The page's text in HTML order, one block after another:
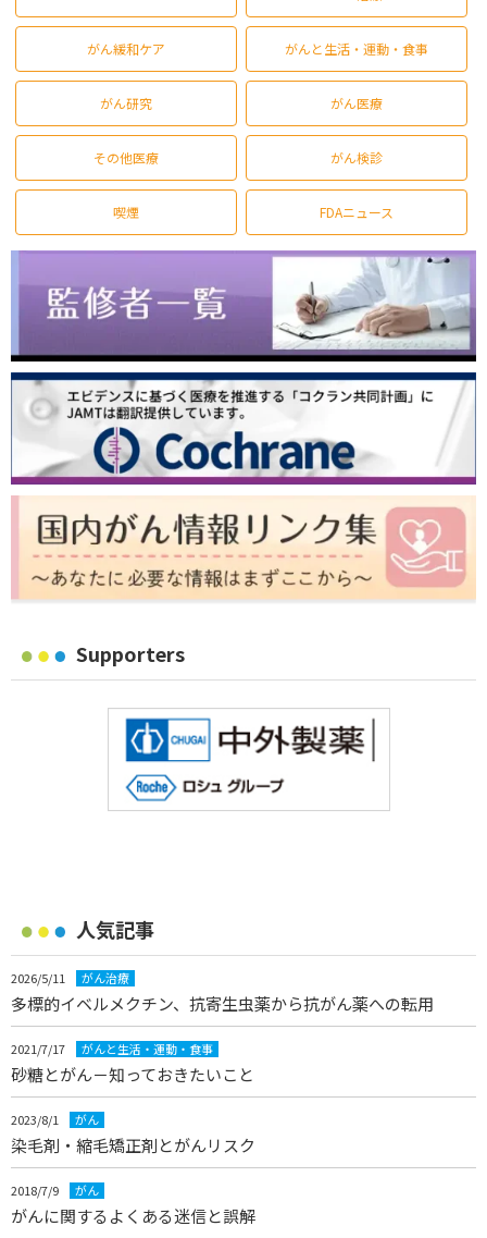
がん緩和ケア がんと生活・運動・食事
がん研究 がん医療
その他医療 がん検診
喫煙 FDAニュース
Supporters
人気記事
2026/5/11 がん治療
多標的イベルメクチン、抗寄生虫薬から抗がん薬への転用
2021/7/17 がんと生活・運動・食事
砂糖とがん－知っておきたいこと
2023/8/1 がん
染毛剤・縮毛矯正剤とがんリスク
2018/7/9 がん
がんに関するよくある迷信と誤解